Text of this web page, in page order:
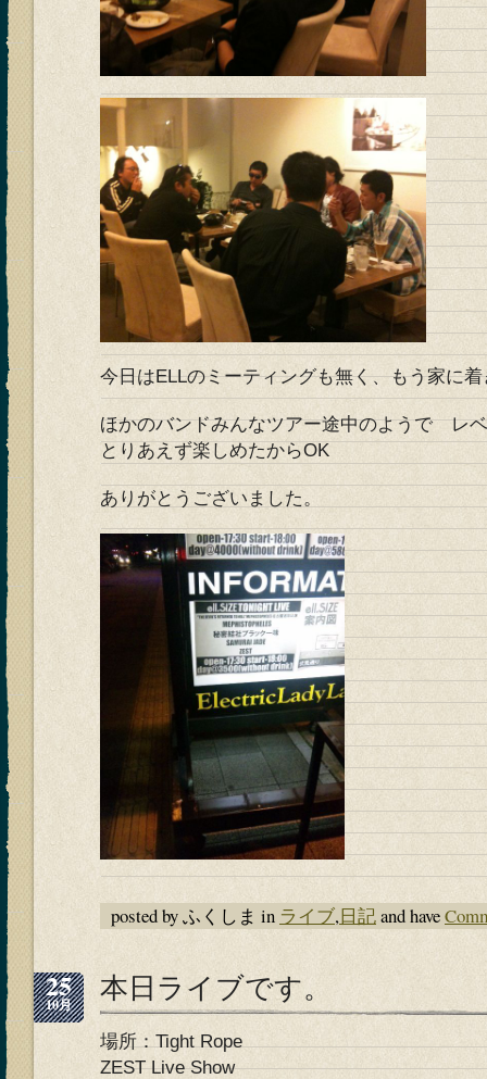
今日はELLのミーティングも無く、もう家に
ほかのバンドみんなツアー途中のようで レ
とりあえず楽しめたからOK
ありがとうございました。
posted by ふくしま in ライブ,日記and have
25
10月 本日ライブです。
場所：Tight Rope
ZEST Live Show